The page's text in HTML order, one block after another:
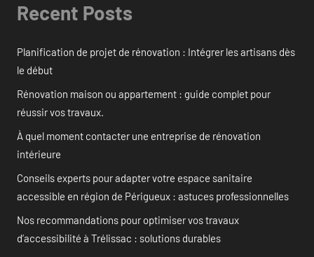
Recent Posts
Planification de projet de rénovation : Intégrer les artisans dès
le début
Rénovation maison ou appartement : guide complet pour
réussir vos travaux.
À quel moment contacter une entreprise de rénovation
intérieure
Conseils experts pour adapter votre espace sanitaire
accessible en région de Périgueux : astuces professionnelles
Nos recommandations pour optimiser vos travaux
d’accessibilité à Trélissac : solutions durables